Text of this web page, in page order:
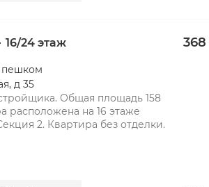
16/24 этаж
пешком
д 35
Общая площадь 158
расположена на 16 этаже
2. Квартира без отделки.